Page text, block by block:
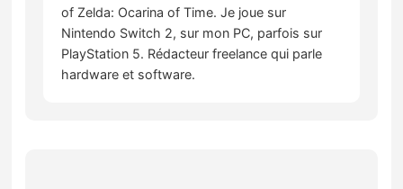
of Zelda: Ocarina of Time. Je joue sur
Nintendo Switch 2, sur mon PC, parfois sur
PlayStation 5. Rédacteur freelance qui parle
hardware et software.